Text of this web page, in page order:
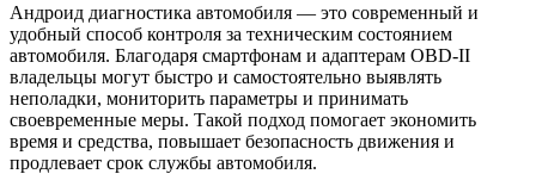
Андроид диагностика автомобиля — это современный и
удобный способ контроля за техническим состоянием
автомобиля. Благодаря смартфонам и адаптерам OBD-II
владельцы могут быстро и самостоятельно выявлять
неполадки, мониторить параметры и принимать
своевременные меры. Такой подход помогает экономить
время и средства, повышает безопасность движения и
продлевает срок службы автомобиля.